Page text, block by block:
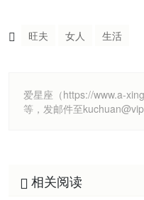
旺夫 女人 生活
爱星座（https://www.a-
等，发邮件至
相关阅读